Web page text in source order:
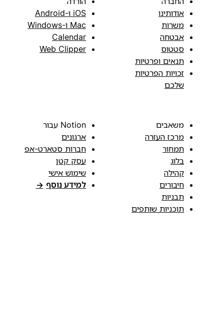
אודותינו
משרות
אבטחה
סטטוס
תנאים ופרטיות
זכויות הפרטיות
שלכם
iOS ו-Android
Mac ו-Windows
Calendar
Web Clipper
משאבים
מרכז העזרה
תמחור
בלוג
קהילה
חיבורים
תבניות
תוכניות שותפים
Notion עבור
ארגונים
חברות סטארט-אפ
עסק קטן
שימוש אישי
למידע נוסף →